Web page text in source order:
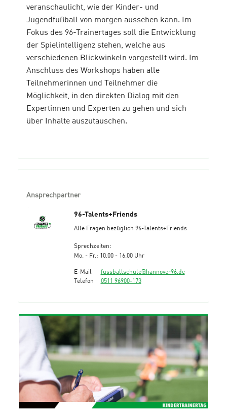
veranschaulicht, wie der Kinder- und
Jugendfußball von morgen aussehen kann. Im
Fokus des 96-Trainertages soll die Entwicklung
der Spielintelligenz stehen, welche aus
verschiedenen Blickwinkeln vorgestellt wird. Im
Anschluss des Workshops haben alle
Teilnehmerinnen und Teilnehmer die
Möglichkeit, in den direkten Dialog mit den
Expertinnen und Experten zu gehen und sich
über Inhalte auszutauschen.
Ansprechpartner
96-Talents+Friends
Alle Fragen bezüglich 96-Talents+Friends
Sprechzeiten:
Mo. - Fr.: 10.00 - 16.00 Uhr
E-Mail
fussballschule@hannover96.de
Telefon
0511 96900-173